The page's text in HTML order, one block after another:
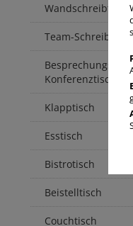
Wandschreibtisch
Team-Schreibtisch
Konferenztisch
Klapptisch
Esstisch
Bistrotisch
Beistelltisch
Couchtisch